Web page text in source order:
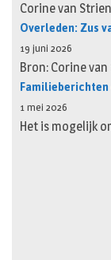
Corine van Strien
Overleden: Zus
19 juni 2026
Bron: Corine
1 mei 2026
Het is mogelijk